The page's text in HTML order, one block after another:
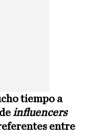
tiempo a
influencers
entre